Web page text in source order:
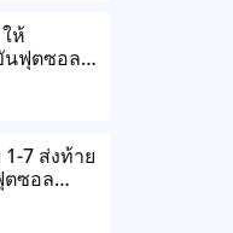
นพลัง
ปัน
ห้
ฟุตซอล
7 ส่งท้าย
ตซอล